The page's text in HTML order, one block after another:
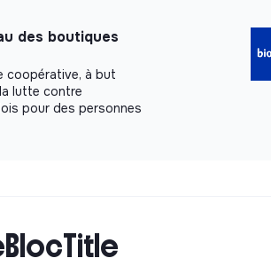
des boutiques
coopérative, à but
lutte contre
pour des personnes